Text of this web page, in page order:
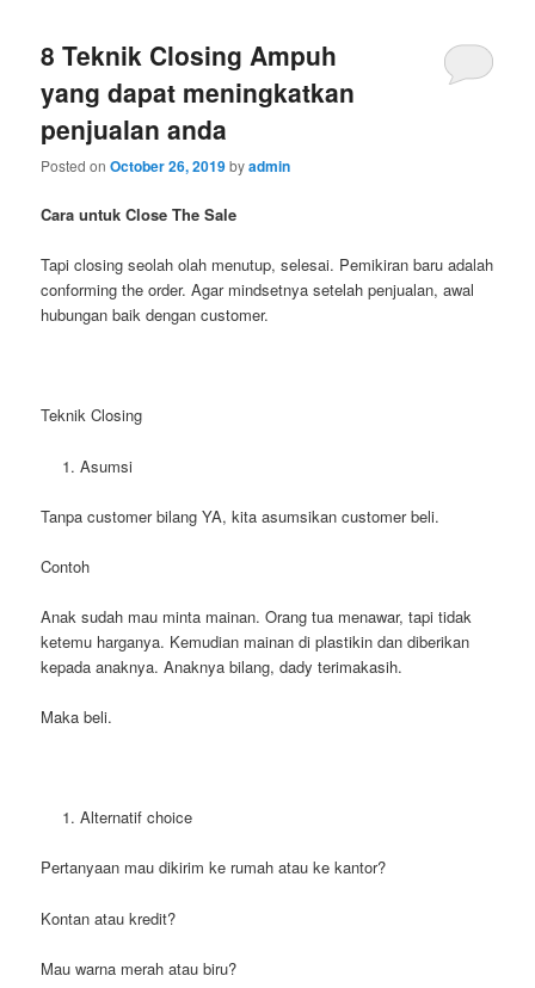
8 Teknik Closing Ampuh
yang dapat meningkatkan
penjualan anda
Posted onOctober 26, 2019byadmin
Cara untuk Close The Sale
Tapi closing seolah olah menutup, selesai. Pemikiran baru adalah
conforming the order. Agar mindsetnya setelah penjualan, awal
hubungan baik dengan customer.
Teknik Closing
Asumsi
Tanpa customer bilang YA, kita asumsikan customer beli.
Contoh
Anak sudah mau minta mainan. Orang tua menawar, tapi tidak
ketemu harganya. Kemudian mainan di plastikin dan diberikan
kepada anaknya. Anaknya bilang, dady terimakasih.
Maka beli.
Alternatif choice
Pertanyaan mau dikirim ke rumah atau ke kantor?
Kontan atau kredit?
Mau warna merah atau biru?